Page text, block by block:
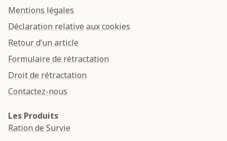
Mentions légales
Déclaration relative aux cookies
Retour d’un article
Formulaire de rétractation
Droit de rétractation
Contactez-nous
Les Produits
Ration de Survie